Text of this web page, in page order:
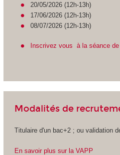
20/05/2026 (12h-13h)
17/06/2026 (12h-13h)
08/07/2026 (12h-13h)
Inscrivez vous à la séance
Modalités de
Titulaire d'un bac+2 ; ou validation
En savoir plus sur la VAPP